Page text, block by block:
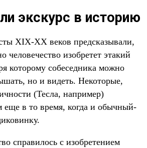
экскурс в историю
XIX-XX веков предсказывали,
человечество изобретет этакий
которому собеседника можно
но и видеть. Некоторые,
(Тесла, например)
еще в то время, когда и обычный-
справилось с изобретением